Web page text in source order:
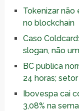
Tokenizar
no blockchain
Caso
slogan, não
BC publica
24 horas;
Ibovespa cai
3,08% na